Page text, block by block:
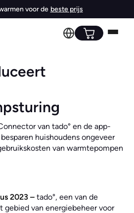
voor de beste prijs
van tado° en de app-
huishoudens ongeveer
van warmtepompen
2023 – tado°, een van de
gebied van energiebeheer voor